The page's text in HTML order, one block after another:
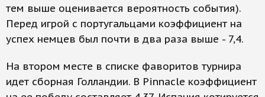
тем выше оценивается вероятность события).
Перед игрой с португальцами коэффициент на
успех немцев был почти в два раза выше - 7,4.
На втором месте в списке фаворитов турнира
идет сборная Голландии. В Pinnacle коэффициент